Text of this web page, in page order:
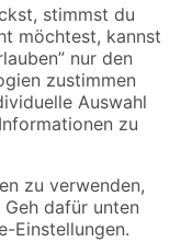
Angebote sind unter
Verfügbarkeiten beziehen